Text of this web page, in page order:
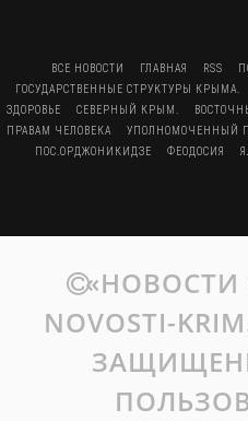
ВСЕ НОВОСТИ ГЛАВНАЯ RSS
ГОСУДАРСТВЕННЫЕ СТРУКТУРЫ КРЫМА.
ЗДОРОВЬЕ
СЕВЕРНЫЙ КРЫМ.
ПРАВАМ ЧЕЛОВЕКА
УПОЛНОМОЧЕННЫЙ
ПОС.ОРДЖОНИКИДЗЕ
ФЕОДОСИЯ
«НОВОСТИ
NOVOSTI-